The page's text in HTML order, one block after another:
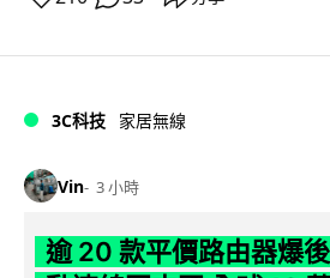
3C科技 家居無線
Vin 3 小時
逾 20 款平價路由器爆